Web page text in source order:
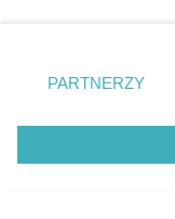
eksploatacji w
Internecie bez pisemnej
zmienić/wycofać
znajdujący się w
rodzaje
użytkownika, ale
przetwarzaniu.
PARTNERZY